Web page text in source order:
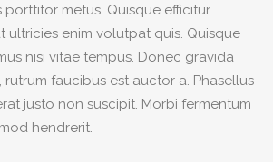
porttitor metus. Quisque efficitur
ultricies enim volutpat quis. Quisque
nisi vitae tempus. Donec gravida
faucibus est auctor a. Phasellus
justo non suscipit. Morbi fermentum
hendrerit.